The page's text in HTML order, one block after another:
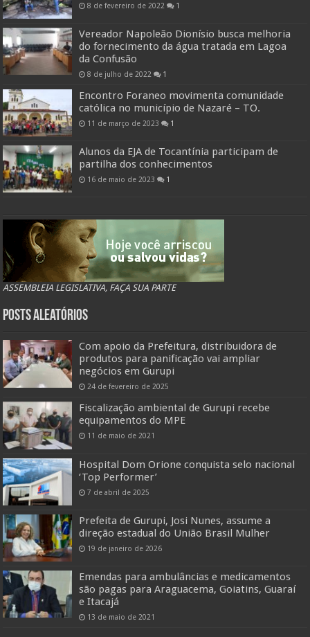
8 de fevereiro de 2022 1
Vereador Napoleão Dionísio busca melhoria
do fornecimento da água tratada em Lagoa
da Confusão
8 de julho de 2022 1
Encontro Foraneo movimenta comunidade
católica no município de Nazaré – TO.
11 de março de 2023 1
Alunos da EJA de Tocantínia participam de
partilha dos conhecimentos
16 de maio de 2023 1
ASSEMBLEIA LEGISLATIVA, FAÇA SUA PARTE
Posts Aleatórios
Com apoio da Prefeitura, distribuidora de
produtos para panificação vai ampliar
negócios em Gurupi
24 de fevereiro de 2025
Fiscalização ambiental de Gurupi recebe
equipamentos do MPE
11 de maio de 2021
Hospital Dom Orione conquista selo nacional
‘Top Performer’
7 de abril de 2025
Prefeita de Gurupi, Josi Nunes, assume a
direção estadual do União Brasil Mulher
19 de janeiro de 2026
Emendas para ambulâncias e medicamentos
são pagas para Araguacema, Goiatins, Guaraí
e Itacajá
13 de maio de 2021